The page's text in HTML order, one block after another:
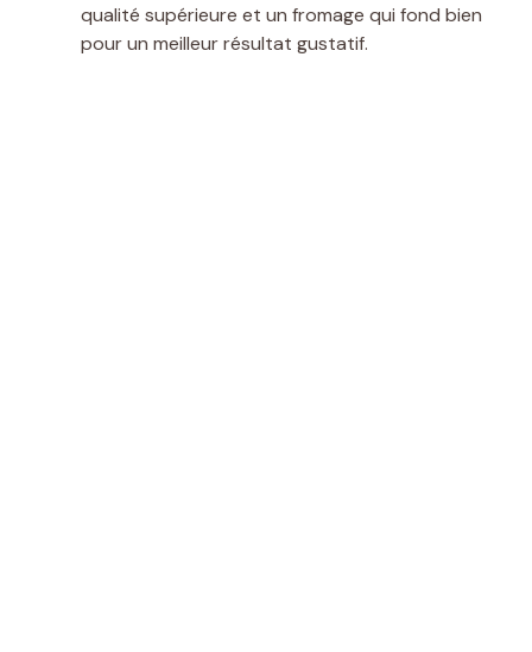
qualité supérieure et un fromage qui fond bien
pour un meilleur résultat gustatif.